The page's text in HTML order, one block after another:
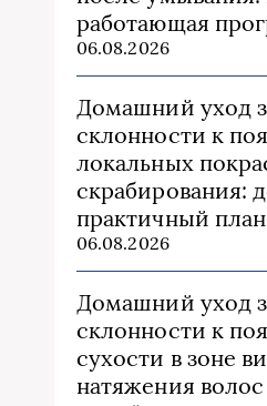
работающая
06.08.2026
Домашний уход
склонности к
локальных
скрабирования:
практичный план
06.08.2026
Домашний уход
склонности к
сухости в зоне
натяжения волос